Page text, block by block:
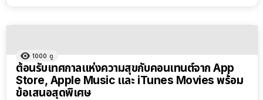
1000 ดู
ต้อนรับเทศกาลแห่งความสุขกับคอนเทนต์จาก App
Store, Apple Music และ iTunes Movies พร้อม
ข้อเสนอสุดพิเศษ